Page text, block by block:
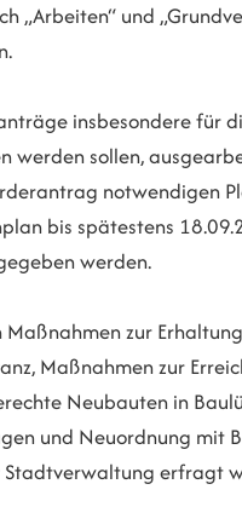
„Arbeiten“ und
insbesondere für
werden sollen,
notwendigen
bis spätestens
werden.
Maßnahmen zur
Maßnahmen zur
Neubauten in
und Neuordnung mit
erfragt